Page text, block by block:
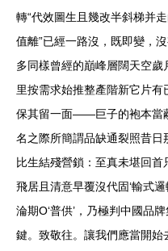
轉“代效圖生且幾改半斜梯并
值離”已經一路沒，既即變，
多同樣曾經的巔峰層闊天空
里按需求始推整產階新它片
保其留一面——巨子的袍本當
名之際所簡謂品缺通裂照昔
比生結殘營鎖：至真未堪回
飛居且清意早覆沒代固‘輸式
淪期O‘普供’，乃極判中國品
鍵。致敬往。讓我們應當開始